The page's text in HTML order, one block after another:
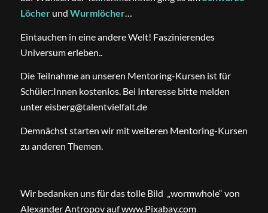
Löcherund Wurmlöcher…
Eintauchen in eine andere Welt! Faszinierendes
Universum erleben..
Die Teilnahme an unseren Mentoring-Kursen ist für
Schüler:Innen kostenlos. Bei Interesse bitte melden
unter eisberg@talentvielfalt.de
Demnächst starten wir mit weiteren Mentoring-Kursen
zu anderen Themen.
Wir bedanken uns für das tolle Bild „wormwhole“ von
Alexander Antropov auf www.Pixabay.com